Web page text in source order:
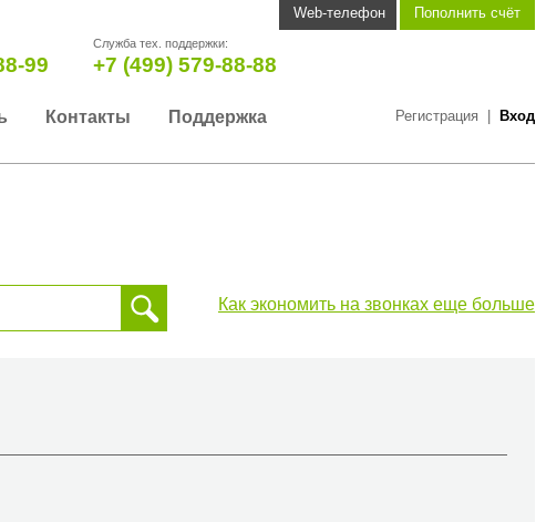
Web-телефон Пополнить счёт
99
Служба тех. поддержки:
+7 (499) 579-88-88
Регистрация Вход
Контакты Поддержка
Как экономить на звонках еще больше